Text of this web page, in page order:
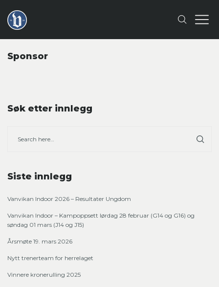
Sponsor
Søk etter innlegg
Siste innlegg
Vanvikan Indoor 2026 – Resultater Ungdom
Vanvikan Indoor – Kampoppsett lørdag 28 februar (G14 og G16) og
søndag 01 mars (J14 og J15)
Årsmøte 19. mars 2026
Nytt trenerteam for herrelaget
Vinnere kronerulling 2025